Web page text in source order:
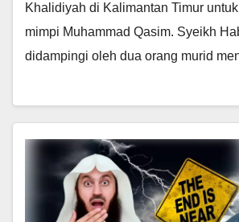
Khalidiyah di Kalimantan Timur
mimpi Muhammad Qasim. Syeikh
didampingi oleh dua orang murid